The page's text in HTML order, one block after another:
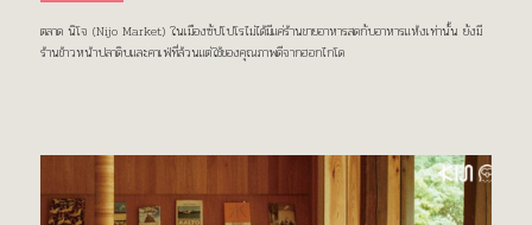
ตลาด นิโจ (Nijo Market) ในเมืองซัปโปโรไม่ได้มีแค่ร้านขายอาหารสดกับอาหารแห้งเท่านั้น ยังมี
ร้านข้าวหน้าปลาดิบและคาเฟ่ที่ล้วนแต่ใช้ของคุณภาพดีจากฮอกไกโด